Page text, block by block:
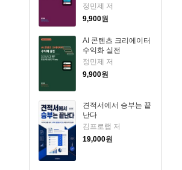
정민제 저
9,900원
AI 콘텐츠 크리에이터
수익화 실전
정민제 저
9,900원
견적서에서 승부는 끝
난다
김프로랩 저
19,000원
| 한국경제신문사(한경비피)